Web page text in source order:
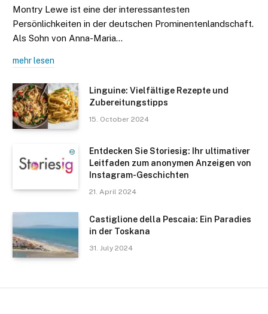
Montry Lewe ist eine der interessantesten
Persönlichkeiten in der deutschen Prominentenlandschaft.
Als Sohn von Anna-Maria…
mehr lesen
Linguine: Vielfältige Rezepte und
Zubereitungstipps
15. October 2024
Entdecken Sie Storiesig: Ihr ultimativer
Leitfaden zum anonymen Anzeigen von
Instagram-Geschichten
21. April 2024
Castiglione della Pescaia: Ein Paradies
in der Toskana
31. July 2024